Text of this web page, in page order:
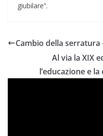
giubilare”.
Cambio della
Al via la XIX
l’educazione e